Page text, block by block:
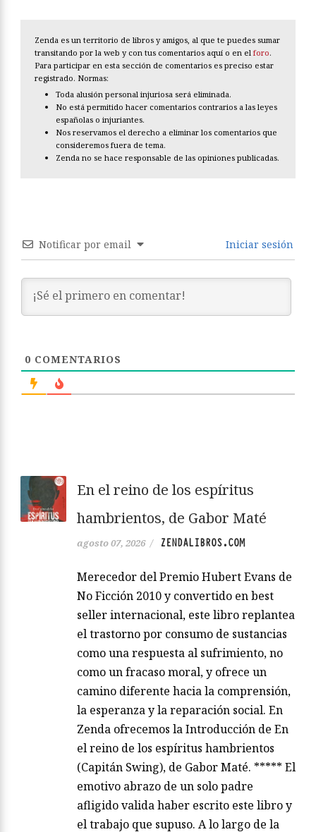
Zenda es un territorio de libros y amigos, al que te puedes sumar
transitando por la web y con tus comentarios aquí o en el foro.
Para participar en esta sección de comentarios es preciso estar
registrado. Normas:
Toda alusión personal injuriosa será eliminada.
No está permitido hacer comentarios contrarios a las leyes
españolas o injuriantes.
Nos reservamos el derecho a eliminar los comentarios que
consideremos fuera de tema.
Zenda no se hace responsable de las opiniones publicadas.
Notificar por email Iniciar sesión
0 COMENTARIOS
En el reino de los espíritus
hambrientos, de Gabor Maté
agosto 07, 2026 / ZENDALIBROS.COM
Merecedor del Premio Hubert Evans de
No Ficción 2010 y convertido en best
seller internacional, este libro replantea
el trastorno por consumo de sustancias
como una respuesta al sufrimiento, no
como un fracaso moral, y ofrece un
camino diferente hacia la comprensión,
la esperanza y la reparación social. En
Zenda ofrecemos la Introducción de En
el reino de los espíritus hambrientos
(Capitán Swing), de Gabor Maté. ***** El
emotivo abrazo de un solo padre
afligido valida haber escrito este libro y
el trabajo que supuso. A lo largo de la